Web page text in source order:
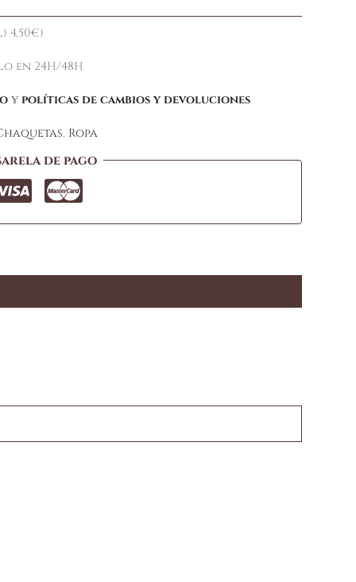
4,50€)
en 24H/48H
y políticas de cambios y devoluciones
, Ropa
de pago